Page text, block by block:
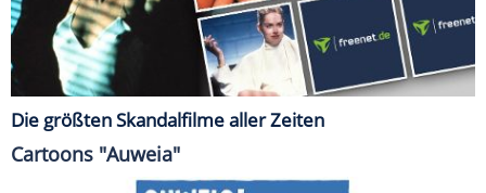
Die größten Skandalfilme aller Zeiten
Cartoons "Auweia"